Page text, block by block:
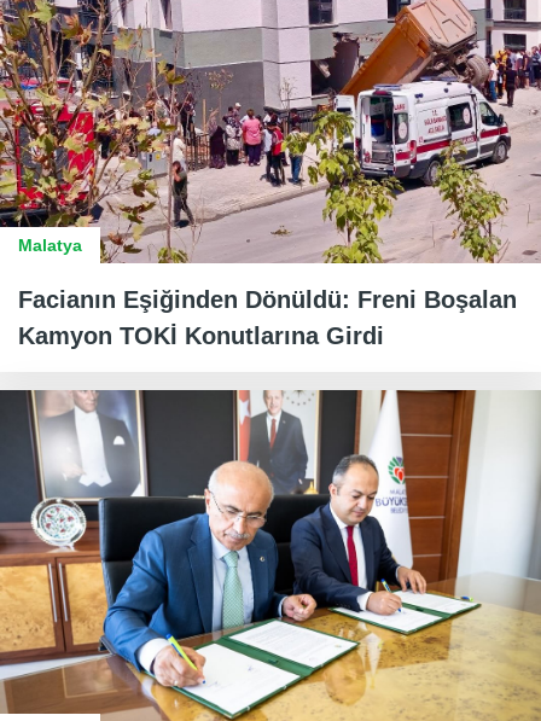
Malatya
Facianın Eşiğinden Dönüldü: Freni Boşalan
Kamyon TOKİ Konutlarına Girdi